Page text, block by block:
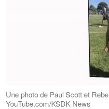
Une photo de Paul Scott et
YouTube.com/KSDK News